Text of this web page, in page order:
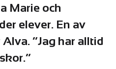
Marie och
elever. En av
”Jag har alltid